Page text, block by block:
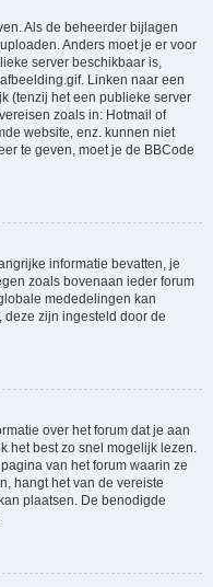
Als de beheerder bijlagen
Anders moet je er voor
server beschikbaar is,
Linken naar een
(tenzij het een publieke server
zoals in: Hotmail of
website, enz. kunnen niet
te geven, moet je de BBCode
informatie bevatten, je
zoals bovenaan ieder forum
mededelingen kan
deze zijn ingesteld door de
over het forum dat je aan
het best zo snel mogelijk lezen.
van het forum waarin ze
hangt het van de vereiste
plaatsen. De benodigde